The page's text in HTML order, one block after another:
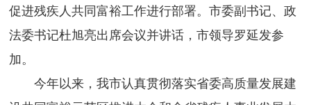
促进残疾人共同富裕工作进行部署。市委副书记、政
法委书记杜旭亮出席会议并讲话，市领导罗延发参
加。
今年以来，我市认真贯彻落实省委高质量发展建